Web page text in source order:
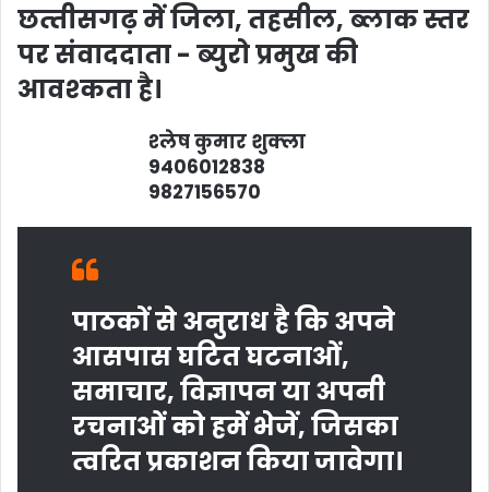
छत्‍तीसगढ़ में जिला, तहसील, ब्‍लाक स्‍तर
पर संवाददाता - ब्‍युरो प्रमुख की
आवश्‍कता है।
श्‍लेष कुमार शुक्‍ला
9406012838
9827156570
पाठकों से अनुराध है कि अपने
आसपास घटित घटनाओं,
समाचार, विज्ञापन या अपनी
रचनाओं को हमें भेजें, जिसका
त्‍वरित प्रकाशन किया जावेगा।